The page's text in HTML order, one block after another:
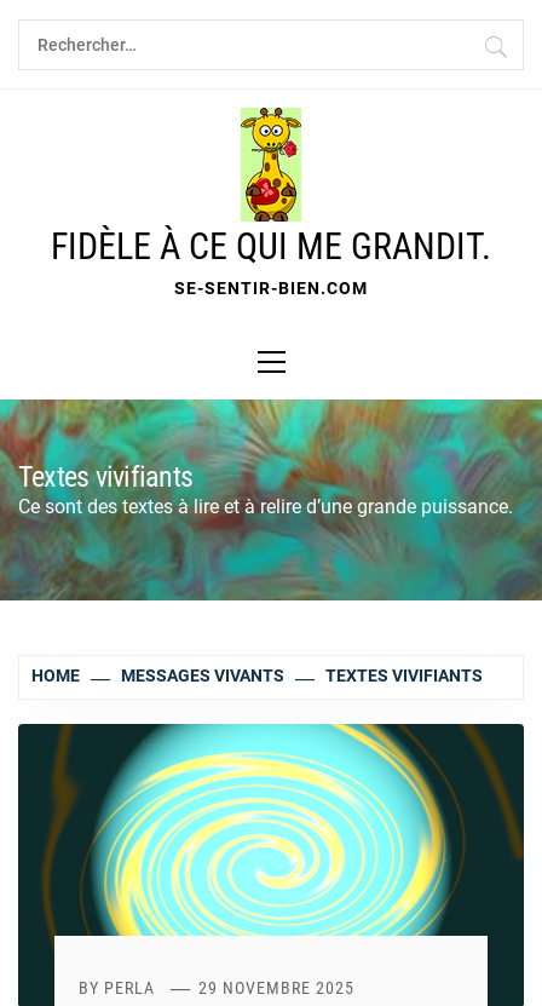
Skip
content
Rechercher :
FIDÈLE À CE QUI ME GRANDIT.
SE-SENTIR-BIEN.COM
Menu
Textes vivifiants
Ce sont des textes à lire et à relire d’une grande puissance.
HOME MESSAGES VIVANTS TEXTES VIVIFIANTS
BY PERLA
29 NOVEMBRE 2025